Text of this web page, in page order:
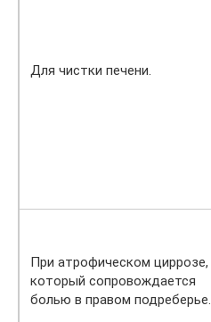
Для чистки печени.
При атрофическом циррозе,
который сопровождается
болью в правом подреберье.